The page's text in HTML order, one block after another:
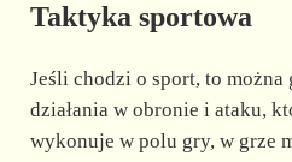
Taktyka sportowa
Jeśli chodzi o sport, to można
działania w obronie i ataku,
wykonuje w polu gry, w grze